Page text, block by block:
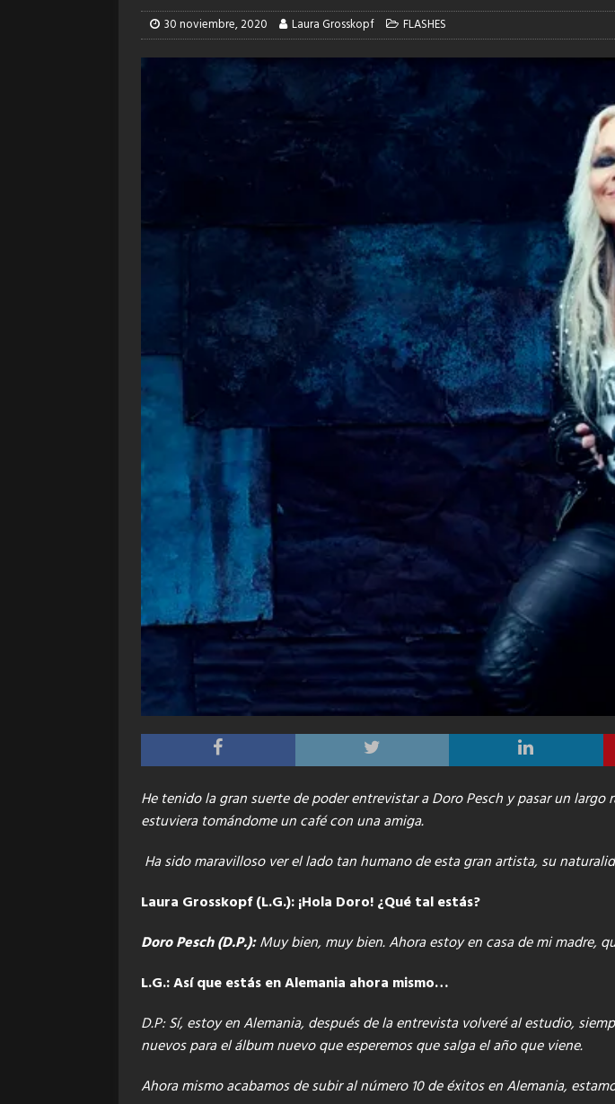
30 noviembre, 2020 Laura Grosskopf FLASHES
He tenido la gran suerte de poder entrevistar a Doro Pesch y pasar un
estuviera tomándome un café con una amiga.
Ha sido maravilloso ver el lado tan humano de esta gran artista, su
Laura Grosskopf (L.G.): ¡Hola Doro! ¿Qué tal estás?
Doro Pesch (D.P.):Muy bien, muy bien. Ahora estoy en casa de mi madre,
L.G.: Así que estás en Alemania ahora mismo…
D.P: Sí, estoy en Alemania, después de la entrevista volveré al estudio,
nuevos para el álbum nuevo que esperemos que salga el año que viene.
Ahora mismo acabamos de subir al número 10 de éxitos en Alemania,